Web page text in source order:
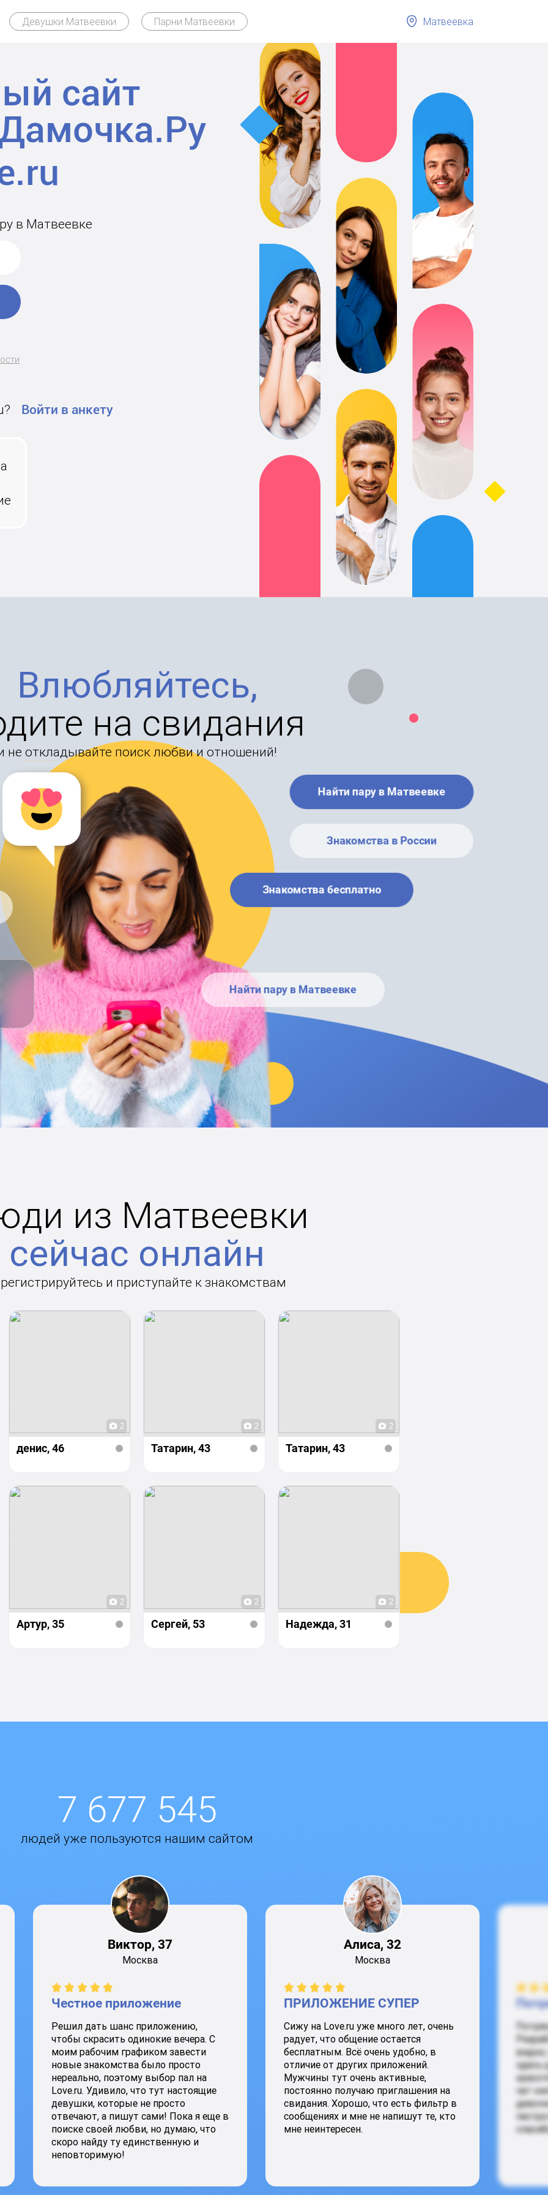
Девушки Матвеевки Парни Матвеевки Матвеевка
сайт
в Матвеевке
Войти в анкету
Влюбляйтесь,
на свидания
не откладывайте поиск любви и отношений!
Найти пару в Матвеевке
Знакомства в России
Знакомства бесплатно
Найти пару в Матвеевке
из Матвеевки
сейчас онлайн
и приступайте к знакомствам
2
денис, 46
2
Татарин, 43
2
Татарин, 43
2
Артур, 35
2
Сергей, 53
2
Надежда, 31
7 677 545
людей уже пользуются нашим сайтом
Виктор, 37
Москва
Честное приложение
Решил дать шанс приложению,
чтобы скрасить одинокие вечера. С
моим рабочим графиком завести
новые знакомства было просто
нереально, поэтому выбор пал на
Love.ru. Удивило, что тут настоящие
девушки, которые не просто
отвечают, а пишут сами! Пока я еще в
поиске своей любви, но думаю, что
скоро найду ту единственную и
неповторимую!
Алиса, 32
Москва
ПРИЛОЖЕНИЕ СУПЕР
Сижу на Love.ru уже много лет, очень
радует, что общение остается
бесплатным. Всё очень удобно, в
отличие от других приложений.
Мужчины тут очень активные,
постоянно получаю приглашения на
свидания. Хорошо, что есть фильтр в
сообщениях и мне не напишут те, кто
мне неинтересен.
здесь
чат